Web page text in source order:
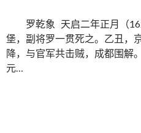
罗乾象 天启二年正月（
堡，副将罗一贯死之。乙丑，
降，与官军共击贼，成都围解
元…